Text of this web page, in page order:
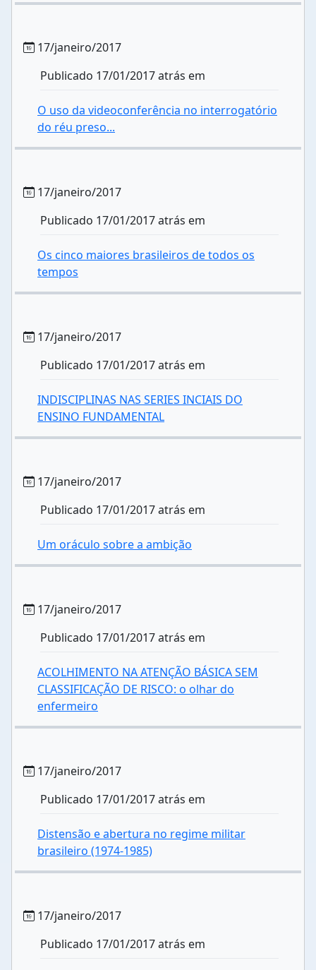
17/janeiro/2017
Publicado 17/01/2017 atrás em
O uso da videoconferência no interrogatório
do réu preso...
17/janeiro/2017
Publicado 17/01/2017 atrás em
Os cinco maiores brasileiros de todos os
tempos
17/janeiro/2017
Publicado 17/01/2017 atrás em
INDISCIPLINAS NAS SERIES INCIAIS DO
ENSINO FUNDAMENTAL
17/janeiro/2017
Publicado 17/01/2017 atrás em
Um oráculo sobre a ambição
17/janeiro/2017
Publicado 17/01/2017 atrás em
ACOLHIMENTO NA ATENÇÃO BÁSICA SEM
CLASSIFICAÇÃO DE RISCO: o olhar do
enfermeiro
17/janeiro/2017
Publicado 17/01/2017 atrás em
Distensão e abertura no regime militar
brasileiro (1974-1985)
17/janeiro/2017
Publicado 17/01/2017 atrás em